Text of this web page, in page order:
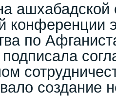
ашхабадской
конференции
по
создание